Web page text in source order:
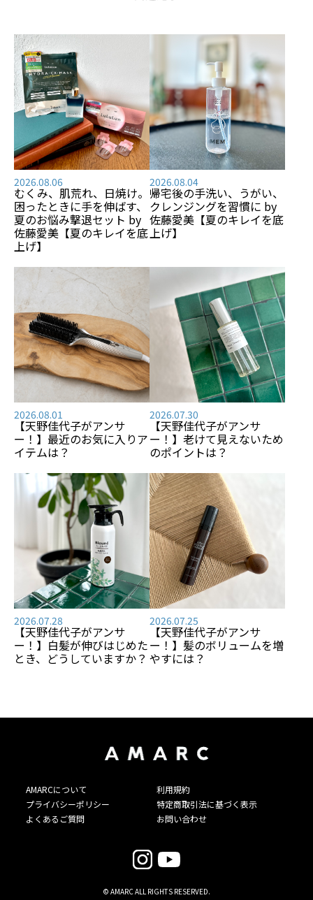
2026.08.06
むくみ、肌荒れ、日焼け――。
困ったときに手を伸ばす、
夏のお悩み撃退セット by
佐藤愛美【夏のキレイを底
上げ】
2026.08.04
帰宅後の手洗い、うがい、
クレンジングを習慣に by
佐藤愛美【夏のキレイを底
上げ】
2026.08.01
【天野佳代子がアンサ
ー！】最近のお気に入りア
イテムは？
2026.07.30
【天野佳代子がアンサ
ー！】老けて見えないため
のポイントは？
2026.07.28
【天野佳代子がアンサ
ー！】白髪が伸びはじめた
とき、どうしていますか？
2026.07.25
【天野佳代子がアンサ
ー！】髪のボリュームを増
やすには？
AMARCについて
利用規約
プライバシーポリシー
特定商取引法に基づく表示
よくあるご質問
お問い合わせ
© AMARC ALL RIGHTS RESERVED.